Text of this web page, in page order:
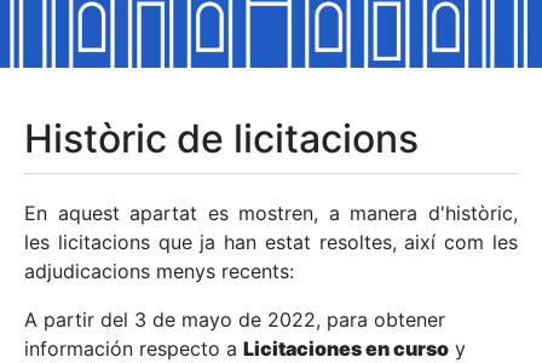
Mostra/Amaga
Mostra/Amaga
Mostra/Amaga
Mostra/Amaga
Històric de licitacions
En aquest apartat es mostren, a manera d'històric,
les licitacions que ja han estat resoltes, així com les
adjudicacions menys recents:
A partir del 3 de mayo de 2022, para obtener
información respecto a Licitaciones en curso y